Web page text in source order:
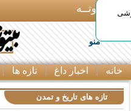
بـیتوتــه
منو
خانه اخبار داغ تازه ها
تازه های تاریخ و تمدن